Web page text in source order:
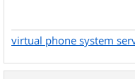
virtual phone system